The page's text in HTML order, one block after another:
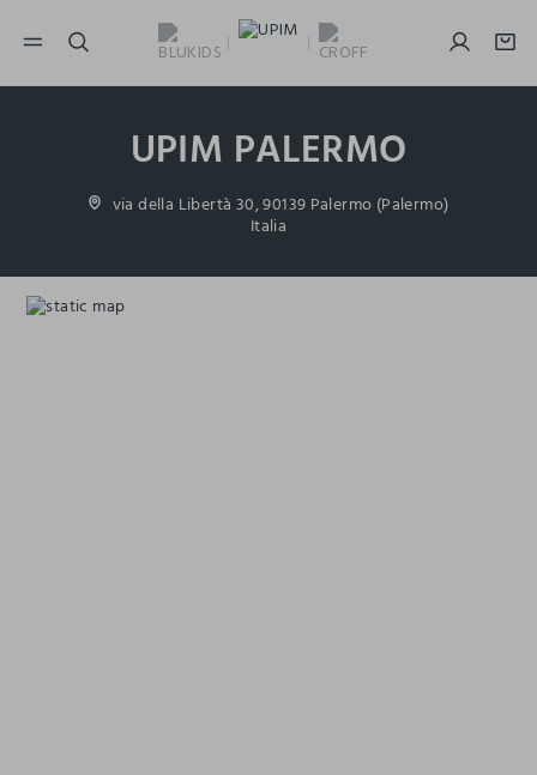
NAVIGATION.ARIA.GOTOMAINCONTENT
UPIM PALERMO
via della Libertà 30, 90139 Palermo (Palermo)
Italia